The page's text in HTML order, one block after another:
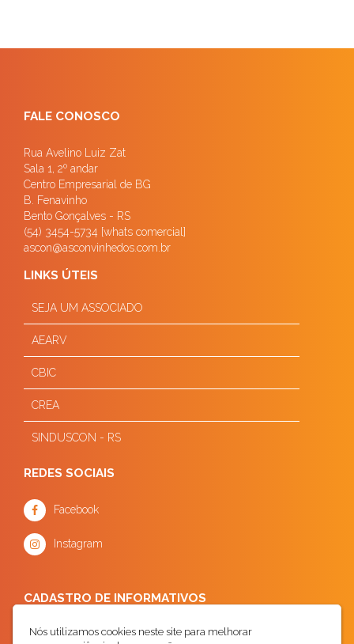
FALE CONOSCO
Rua Avelino Luiz Zat
Sala 1, 2º andar
Centro Empresarial de BG
B. Fenavinho
Bento Gonçalves - RS
(54) 3454-5734 [whats comercial]
ascon@asconvinhedos.com.br
LINKS ÚTEIS
SEJA UM ASSOCIADO
AEARV
CBIC
CREA
SINDUSCON - RS
REDES SOCIAIS
Facebook
Instagram
CADASTRO DE INFORMATIVOS
Nós utilizamos cookies neste site para melhorar